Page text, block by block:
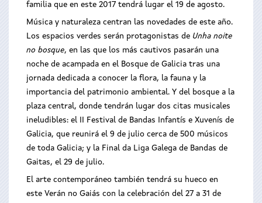
familia que en este 2017 tendrá lugar el 19 de agosto.
Música y naturaleza centran las novedades de este año.
Los espacios verdes serán protagonistas de Unha noite
no bosque, en las que los más cautivos pasarán una
noche de acampada en el Bosque de Galicia tras una
jornada dedicada a conocer la flora, la fauna y la
importancia del patrimonio ambiental. Y del bosque a la
plaza central, donde tendrán lugar dos citas musicales
ineludibles: el II Festival de Bandas Infantís e Xuvenís de
Galicia, que reunirá el 9 de julio cerca de 500 músicos
de toda Galicia; y la Final da Liga Galega de Bandas de
Gaitas, el 29 de julio.
El arte contemporáneo también tendrá su hueco en
este Verán no Gaiás con la celebración del 27 a 31 de